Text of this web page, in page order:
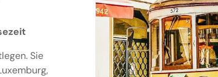
Sie